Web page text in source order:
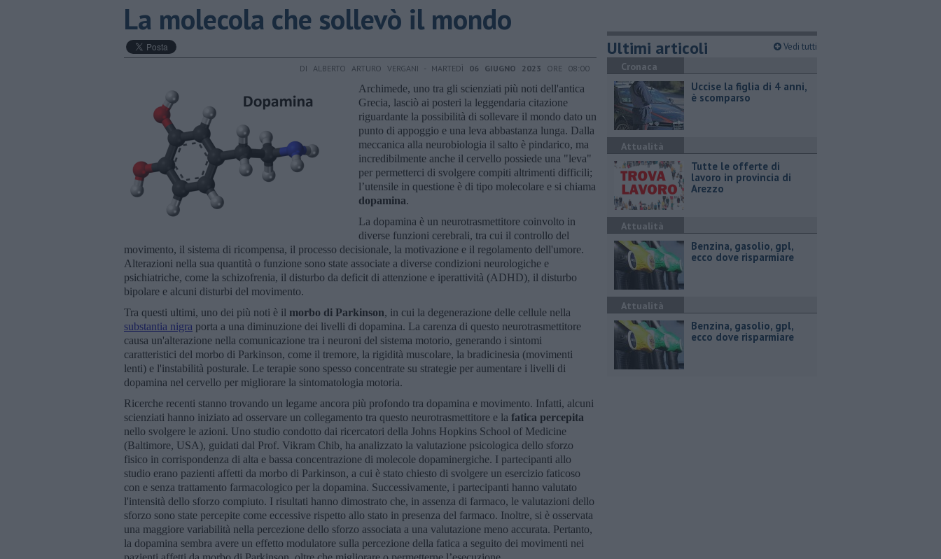
​La molecola che sollevò il mondo
DI ALBERTO ARTURO VERGANI - MARTEDÌ 06 GIUGNO 2023 ORE 08:00
Archimede, uno tra gli scienziati più noti dell'antica
Grecia, lasciò ai posteri la leggendaria citazione
riguardante la possibilità di sollevare il mondo dato un
punto di appoggio e una leva abbastanza lunga. Dalla
meccanica alla neurobiologia il salto è pindarico, ma
incredibilmente anche il cervello possiede una "leva"
per permetterci di svolgere compiti altrimenti difficili;
l’utensile in questione è di tipo molecolare e si chiama
dopamina.
La dopamina è un neurotrasmettitore coinvolto in
diverse funzioni cerebrali, tra cui il controllo del
movimento, il sistema di ricompensa, il processo decisionale, la motivazione e il regolamento dell'umore.
Alterazioni nella sua quantità o funzione sono state associate a diverse condizioni neurologiche e
psichiatriche, come la schizofrenia, il disturbo da deficit di attenzione e iperattività (ADHD), il disturbo
bipolare e alcuni disturbi del movimento.
Tra questi ultimi, uno dei più noti è il morbo di Parkinson, in cui la degenerazione delle cellule nella
substantia nigra porta a una diminuzione dei livelli di dopamina. La carenza di questo neurotrasmettitore
causa un'alterazione nella comunicazione tra i neuroni del sistema motorio, generando i sintomi
caratteristici del morbo di Parkinson, come il tremore, la rigidità muscolare, la bradicinesia (movimenti
lenti) e l'instabilità posturale. Le terapie sono spesso concentrate su strategie per aumentare i livelli di
dopamina nel cervello per migliorare la sintomatologia motoria.
Ricerche recenti stanno trovando un legame ancora più profondo tra dopamina e movimento. Infatti, alcuni
scienziati hanno iniziato ad osservare un collegamento tra questo neurotrasmettitore e la fatica percepita
nello svolgere le azioni. Uno studio condotto dai ricercatori della Johns Hopkins School of Medicine
(Baltimore, USA), guidati dal Prof. Vikram Chib, ha analizzato la valutazione psicologica dello sforzo
fisico in corrispondenza di alta e bassa concentrazione di molecole dopaminergiche. I partecipanti allo
studio erano pazienti affetti da morbo di Parkinson, a cui è stato chiesto di svolgere un esercizio faticoso
con e senza trattamento farmacologico per la dopamina. Successivamente, i partecipanti hanno valutato
l'intensità dello sforzo compiuto. I risultati hanno dimostrato che, in assenza di farmaco, le valutazioni dello
sforzo sono state percepite come eccessive rispetto allo stato in presenza del farmaco. Inoltre, si è osservata
una maggiore variabilità nella percezione dello sforzo associata a una valutazione meno accurata. Pertanto,
la dopamina sembra avere un effetto modulatore sulla percezione della fatica a seguito dei movimenti nei
Ultimi articoli Vedi tutti
Cronaca
Uccise la figlia di 4 anni,
è scomparso
Attualità
​Tutte le offerte di
lavoro in provincia di
Arezzo
Attualità
​Benzina, gasolio, gpl,
ecco dove risparmiare
Attualità
​Benzina, gasolio, gpl,
ecco dove risparmiare